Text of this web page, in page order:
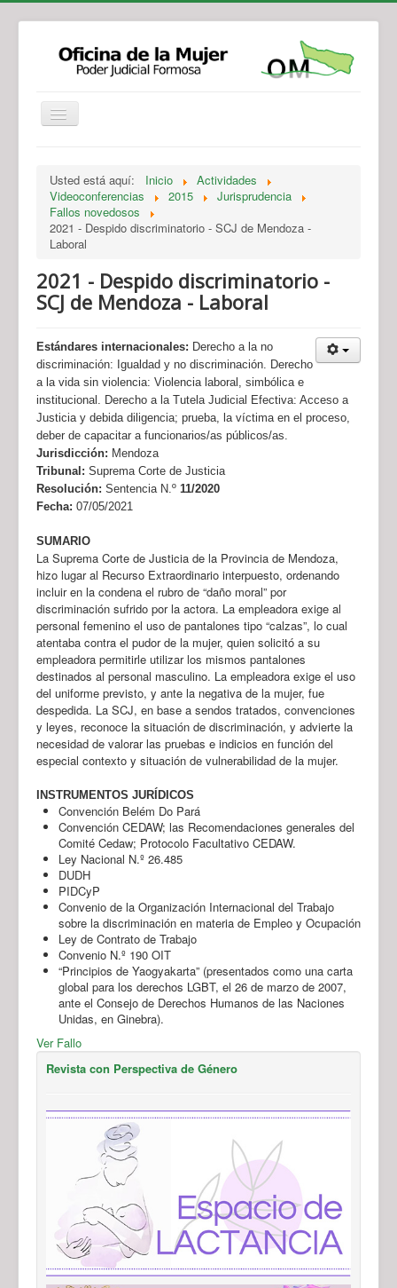
Legislación
Novedades
Recursos y Servicios de Atención
Usted está aquí: Inicio
Actividades
Videoconferencias
2015
Jurisprudencia
Fallos novedosos
2021 - Despido discriminatorio - SCJ de Mendoza -
Laboral
2021 - Despido discriminatorio -
SCJ de Mendoza - Laboral
Estándares internacionales: Derecho a la no
discriminación: Igualdad y no discriminación. Derecho
a la vida sin violencia: Violencia laboral, simbólica e
institucional. Derecho a la Tutela Judicial Efectiva: Acceso a
Justicia y debida diligencia; prueba, la víctima en el proceso,
deber de capacitar a funcionarios/as públicos/as.
Jurisdicción: Mendoza
Tribunal: Suprema Corte de Justicia
Resolución: Sentencia N.º 11/2020
Fecha: 07/05/2021
SUMARIO
La Suprema Corte de Justicia de la Provincia de Mendoza,
hizo lugar al Recurso Extraordinario interpuesto, ordenando
incluir en la condena el rubro de “daño moral” por
discriminación sufrido por la actora. La empleadora exige al
personal femenino el uso de pantalones tipo “calzas”, lo cual
atentaba contra el pudor de la mujer, quien solicitó a su
empleadora permitirle utilizar los mismos pantalones
destinados al personal masculino. La empleadora exige el uso
del uniforme previsto, y ante la negativa de la mujer, fue
despedida. La SCJ, en base a sendos tratados, convenciones
y leyes, reconoce la situación de discriminación, y advierte la
necesidad de valorar las pruebas e indicios en función del
especial contexto y situación de vulnerabilidad de la mujer.
INSTRUMENTOS JURÍDICOS
Convención Belém Do Pará
Convención CEDAW; las Recomendaciones generales del
Comité Cedaw; Protocolo Facultativo CEDAW.
Ley Nacional N.º 26.485
DUDH
PIDCyP
Convenio de la Organización Internacional del Trabajo
sobre la discriminación en materia de Empleo y Ocupación
Ley de Contrato de Trabajo
Convenio N.º 190 OIT
“Principios de Yaogyakarta” (presentados como una carta
global para los derechos LGBT, el 26 de marzo de 2007,
ante el Consejo de Derechos Humanos de las Naciones
Unidas, en Ginebra).
Ver Fallo
Revista con Perspectiva de Género